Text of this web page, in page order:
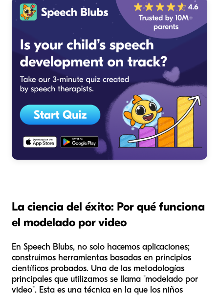
La ciencia del éxito: Por qué funciona
el modelado por video
En Speech Blubs, no solo hacemos aplicaciones;
construimos herramientas basadas en principios
científicos probados. Una de las metodologías
principales que utilizamos se llama "modelado por
video". Esta es una técnica en la que los niños